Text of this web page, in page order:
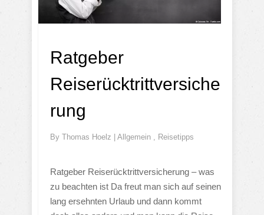
Ratgeber
Reiserücktrittversiche
rung
By Thomas Hoelz Allgemein , Reisetipps
Ratgeber Reiserücktrittversicherung – was
zu beachten ist Da freut man sich auf seinen
lang ersehnten Urlaub und dann kommt